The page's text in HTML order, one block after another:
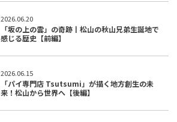
2026.06.20
「坂の上の雲」の奇跡丨松山の秋山兄弟生誕地で
感じる歴史【前編】
2026.06.15
「パイ専門店 Tsutsumi」が描く地方創生の未
来！松山から世界へ【後編】